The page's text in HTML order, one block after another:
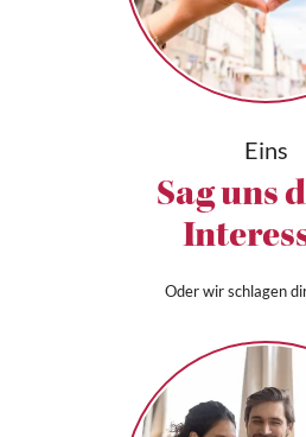
Eins
Sag uns
Oder wir schlagen